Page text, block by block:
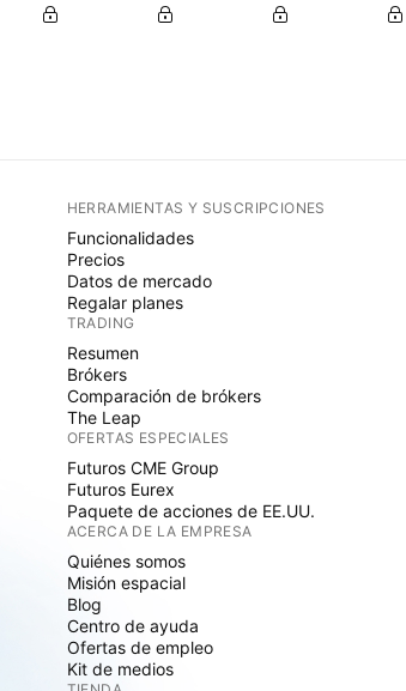
HERRAMIENTAS Y SUSCRIPCIONES
Funcionalidades
Precios
Datos de mercado
Regalar planes
TRADING
Resumen
Brókers
Comparación de brókers
The Leap
OFERTAS ESPECIALES
Futuros CME Group
Futuros Eurex
Paquete de acciones de EE.UU.
ACERCA DE LA EMPRESA
Quiénes somos
Misión espacial
Blog
Centro de ayuda
Ofertas de empleo
Kit de medios